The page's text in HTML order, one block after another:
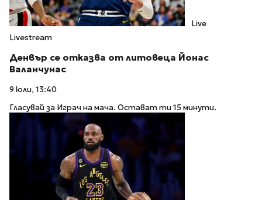
Live
Livestream
Денвър се отказва от литовеца Йонас
Валанчунас
9 юли, 13:40
Гласувай за Играч на мача. Остават ти 15 минути.